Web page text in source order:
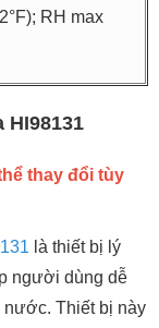
RH max
HI98131
thay đổi tùy
là thiết bị lý
người dùng dễ
nước. Thiết bị này